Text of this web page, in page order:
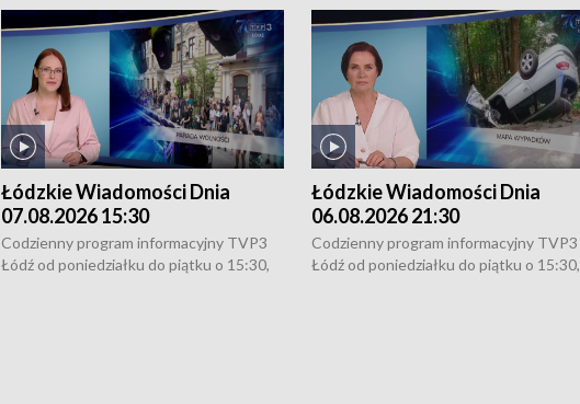
Łódzkie Wiadomości Dnia
07.08.2026 15:30
Codzienny program informacyjny TVP3
Łódź od poniedziałku do piątku o 15:30,
Łódzkie Wiadomości Dnia
06.08.2026 21:30
Codzienny program informacyjny TVP3
Łódź od poniedziałku do piątku o 15:30,